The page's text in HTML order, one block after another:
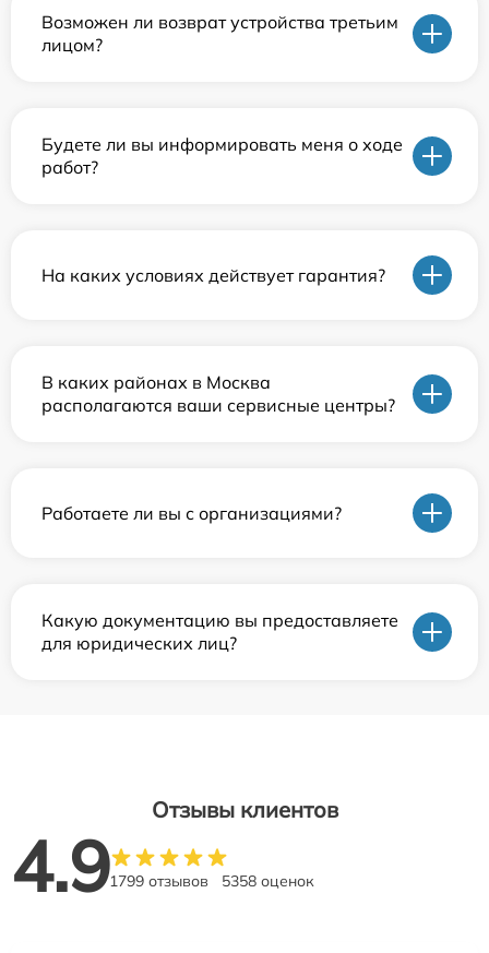
Возможен ли возврат устройства третьим
лицом?
Будете ли вы информировать меня о ходе
работ?
На каких условиях действует гарантия?
В каких районах в Москва
располагаются ваши сервисные центры?
Работаете ли вы с организациями?
Какую документацию вы предоставляете
для юридических лиц?
Отзывы клиентов
4.91799 отзывов 5358 оценок